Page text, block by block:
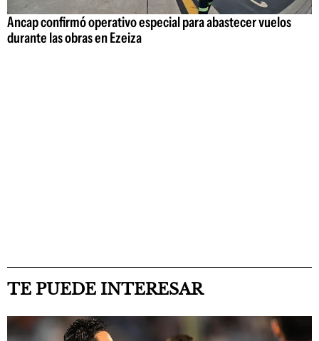
Ancap confirmó operativo especial para abastecer vuelos
durante las obras en Ezeiza
TE PUEDE INTERESAR